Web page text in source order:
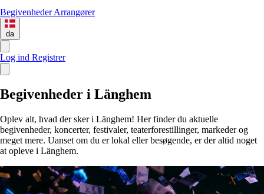
BegivenhederArrangører
da
Log ind Registrer
Begivenheder i Länghem
Oplev alt, hvad der sker i Länghem! Her finder du aktuelle
begivenheder, koncerter, festivaler, teaterforestillinger, markeder og
meget mere. Uanset om du er lokal eller besøgende, er der altid noget
at opleve i Länghem.